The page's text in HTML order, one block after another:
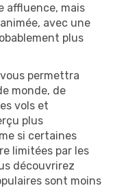
affluence, mais
avec une
plus
permettra
monde, de
vols et
plus
si certaines
limitées par les
découvrirez
sont moins